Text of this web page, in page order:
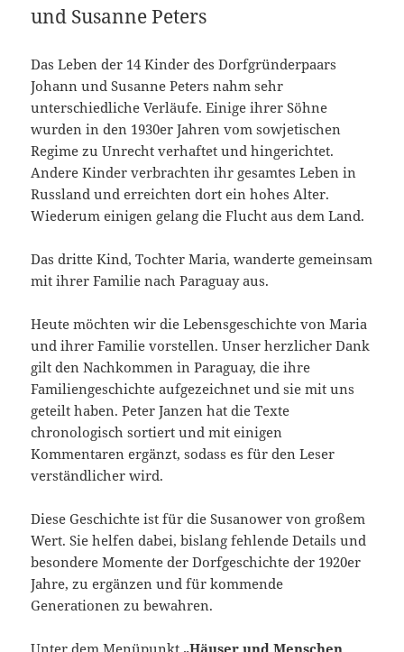
und Susanne Peters
Das Leben der 14 Kinder des Dorfgründerpaars
Johann und Susanne Peters nahm sehr
unterschiedliche Verläufe. Einige ihrer Söhne
wurden in den 1930er Jahren vom sowjetischen
Regime zu Unrecht verhaftet und hingerichtet.
Andere Kinder verbrachten ihr gesamtes Leben in
Russland und erreichten dort ein hohes Alter.
Wiederum einigen gelang die Flucht aus dem Land.
Das dritte Kind, Tochter Maria, wanderte gemeinsam
mit ihrer Familie nach Paraguay aus.
Heute möchten wir die Lebensgeschichte von Maria
und ihrer Familie vorstellen. Unser herzlicher Dank
gilt den Nachkommen in Paraguay, die ihre
Familiengeschichte aufgezeichnet und sie mit uns
geteilt haben. Peter Janzen hat die Texte
chronologisch sortiert und mit einigen
Kommentaren ergänzt, sodass es für den Leser
verständlicher wird.
Diese Geschichte ist für die Susanower von großem
Wert. Sie helfen dabei, bislang fehlende Details und
besondere Momente der Dorfgeschichte der 1920er
Jahre, zu ergänzen und für kommende
Generationen zu bewahren.